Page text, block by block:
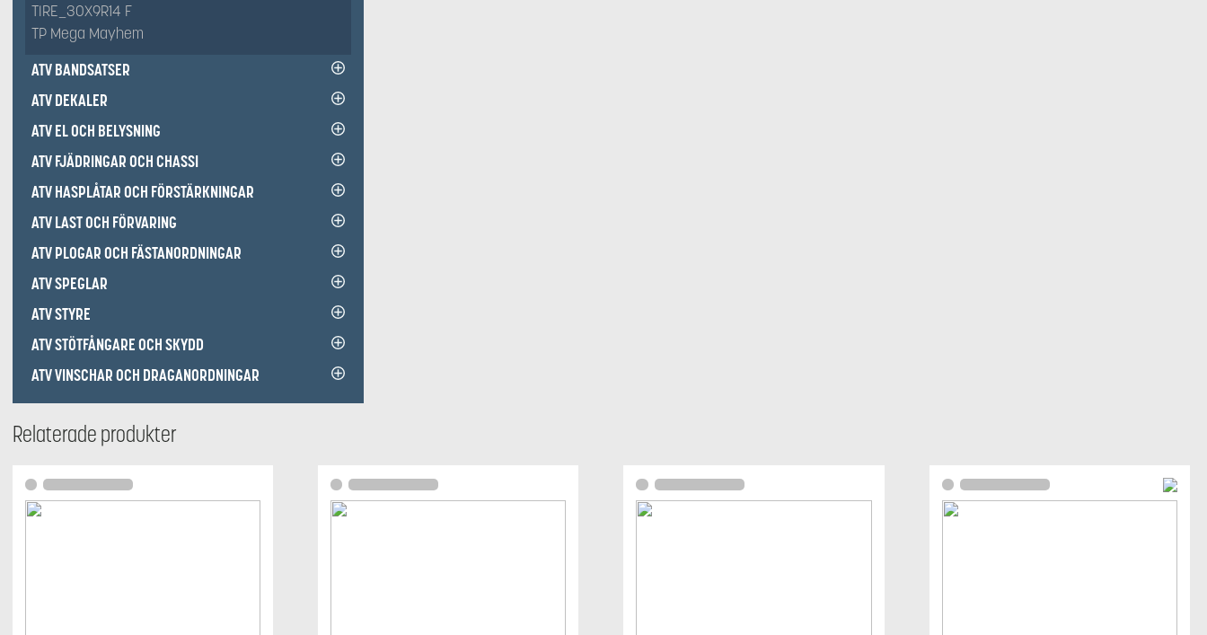
TIRE_30X9R14 F
TP Mega Mayhem
ATV BANDSATSER
ATV DEKALER
ATV EL OCH BELYSNING
ATV FJÄDRINGAR OCH CHASSI
ATV HASPLÅTAR OCH FÖRSTÄRKNINGAR
ATV LAST OCH FÖRVARING
ATV PLOGAR OCH FÄSTANORDNINGAR
ATV SPEGLAR
ATV STYRE
ATV STÖTFÅNGARE OCH SKYDD
ATV VINSCHAR OCH DRAGANORDNINGAR
Relaterade produkter